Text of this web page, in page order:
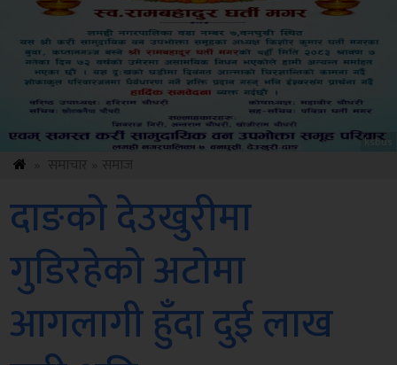
ksbus
दाङको देउखुरीमा
गुडिरहेको अटोमा
आगलागी हुँदा दुई लाख